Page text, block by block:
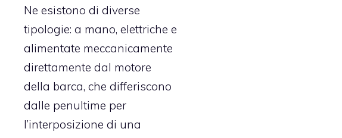
Ne esistono di diverse
tipologie: a mano, elettriche e
alimentate meccanicamente
direttamente dal motore
della barca, che differiscono
dalle penultime per
l’interposizione di una